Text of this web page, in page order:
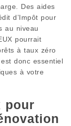
Des aides
d’Impôt pour
au niveau
pourrait
à taux zéro
donc essentiel
à votre
pour